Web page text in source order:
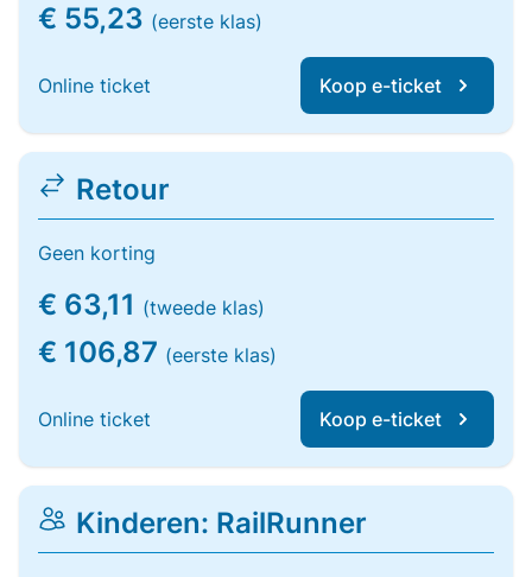
€ 55,23 (eerste klas)
Online ticket Koop e-ticket
Retour
Geen korting
€ 63,11 (tweede klas)
€ 106,87 (eerste klas)
Online ticket Koop e-ticket
Kinderen: RailRunner